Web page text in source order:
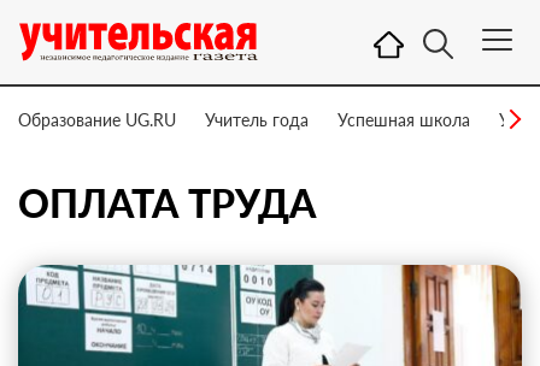
Образование UG.RU Учитель года Успешная школа
ОПЛАТА ТРУДА